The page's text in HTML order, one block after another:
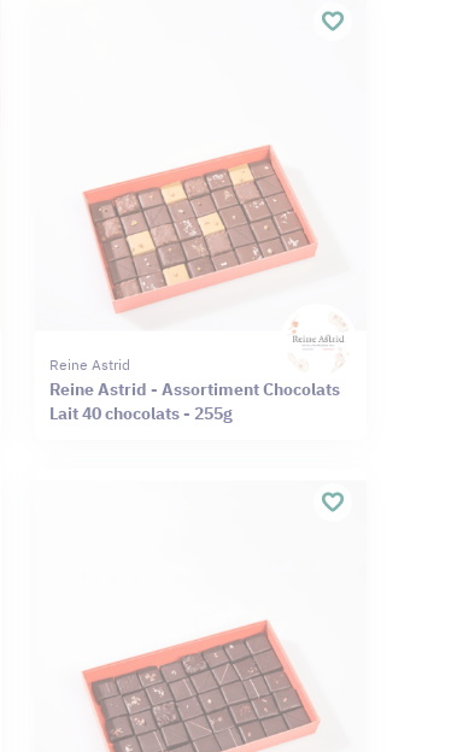
Reine Astrid
Reine Astrid - Assortiment Chocolats
Lait 40 chocolats - 255g